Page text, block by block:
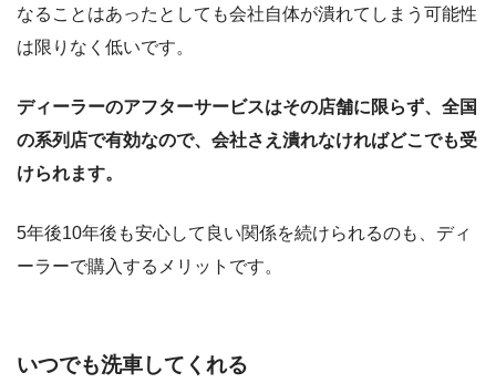
なることはあったとしても会社自体が潰れてしまう可能性
は限りなく低いです。
ディーラーのアフターサービスはその店舗に限らず、全国
の系列店で有効なので、会社さえ潰れなければどこでも受
けられます。
5年後10年後も安心して良い関係を続けられるのも、ディ
ーラーで購入するメリットです。
いつでも洗車してくれる